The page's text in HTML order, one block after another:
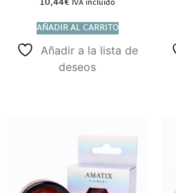
IVA incluido
AÑADIR AL CARRITO
Añadir a la lista de
deseos